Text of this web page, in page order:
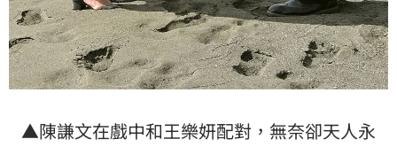
▲陳謙文在戲中和王樂妍配對，無奈卻天人永